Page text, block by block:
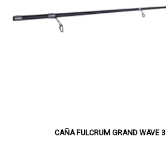
CAÑA FULCRUM GRAND WAVE